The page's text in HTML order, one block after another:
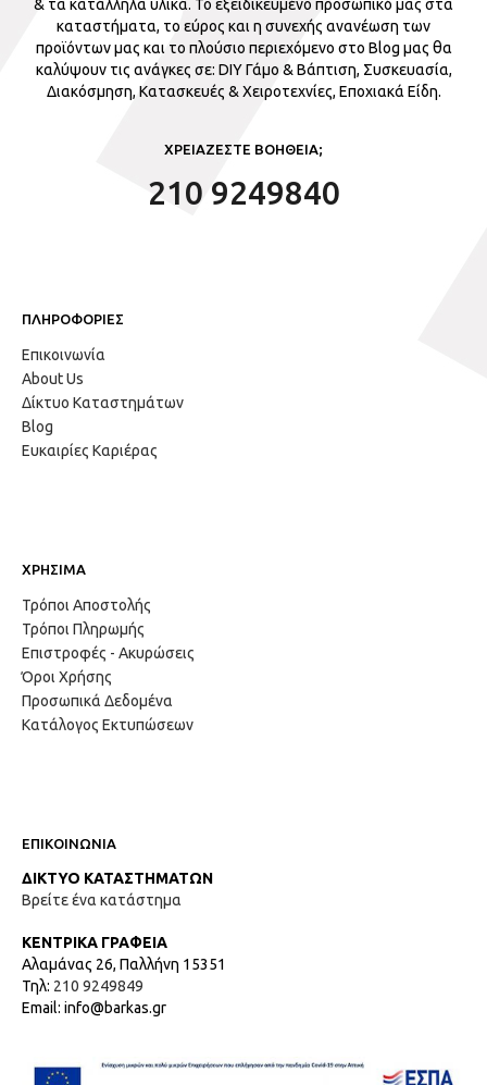
& τα κατάλληλα υλικά. Το εξειδικευμένο προσωπικό μας στα
καταστήματα, το εύρος και η συνεχής ανανέωση των
προϊόντων μας και το πλούσιο περιεχόμενο στο Blog μας θα
καλύψουν τις ανάγκες σε: DIY Γάμο & Βάπτιση, Συσκευασία,
Διακόσμηση, Κατασκευές & Χειροτεχνίες, Εποχιακά Είδη.
ΧΡΕΙΑΖΕΣΤΕ ΒΟΗΘΕΙΑ;
210 9249840
ΠΛΗΡΟΦΟΡΙΕΣ
Επικοινωνία
About Us
Δίκτυο Καταστημάτων
Blog
Ευκαιρίες Καριέρας
ΧΡΗΣΙΜΑ
Τρόποι Αποστολής
Τρόποι Πληρωμής
Επιστροφές - Ακυρώσεις
Όροι Χρήσης
Προσωπικά Δεδομένα
Κατάλογος Εκτυπώσεων
ΕΠΙΚΟΙΝΩΝΙΑ
ΔΙΚΤΥΟ ΚΑΤΑΣΤΗΜΑΤΩΝ
Βρείτε ένα κατάστημα
ΚΕΝΤΡΙΚΑ ΓΡΑΦΕΙΑ
Αλαμάνας 26, Παλλήνη 15351
Τηλ: 210 9249849
Email: info@barkas.gr